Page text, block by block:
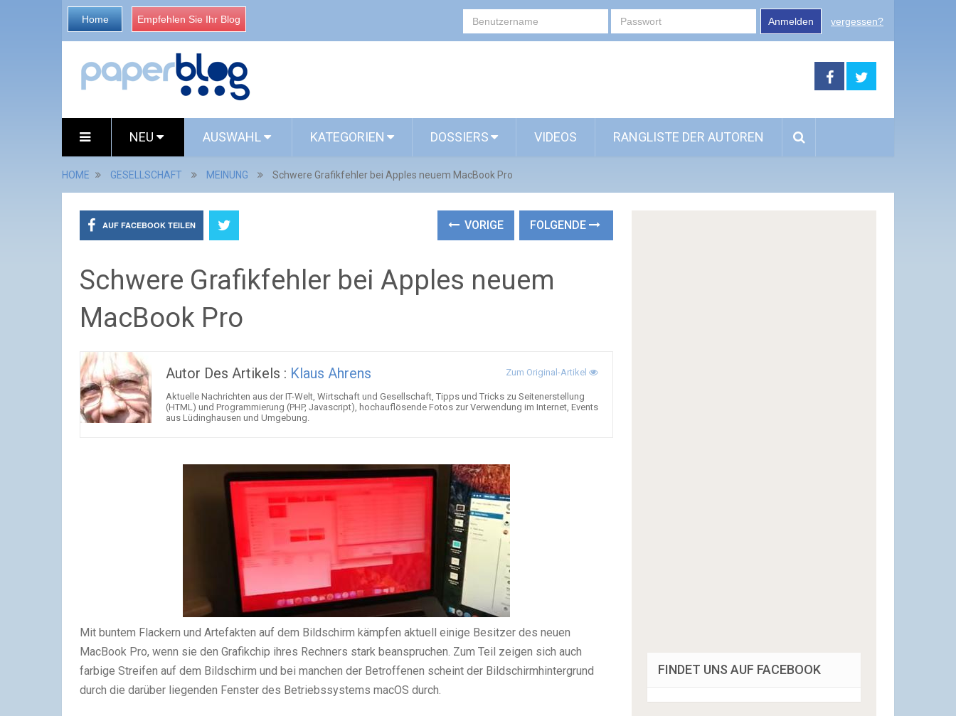
Home Empfehlen Sie Ihr Blog Anmelden vergessen?
NEU AUSWAHL KATEGORIEN DOSSIERS VIDEOS RANGLISTE DER AUTOREN
HOME GESELLSCHAFT MEINUNG Schwere Grafikfehler bei Apples neuem MacBook Pro
AUF FACEBOOK TEILEN VORIGE FOLGENDE
Schwere Grafikfehler bei Apples neuem
MacBook Pro
Autor Des Artikels : Klaus Ahrens Zum Original-Artikel
Aktuelle Nachrichten aus der IT-Welt, Wirtschaft und Gesellschaft, Tipps und Tricks zu Seitenerstellung
(HTML) und Programmierung (PHP, Javascript), hochauflösende Fotos zur Verwendung im Internet, Events
aus Lüdinghausen und Umgebung.
Mit buntem Flackern und Artefakten auf dem Bildschirm kämpfen aktuell einige Besitzer des neuen
MacBook Pro, wenn sie den Grafikchip ihres Rechners stark beanspruchen. Zum Teil zeigen sich auch
farbige Streifen auf dem Bildschirm und bei manchen der Betroffenen scheint der Bildschirmhintergrund
durch die darüber liegenden Fenster des Betriebssystems macOS durch.
FINDET UNS AUF FACEBOOK